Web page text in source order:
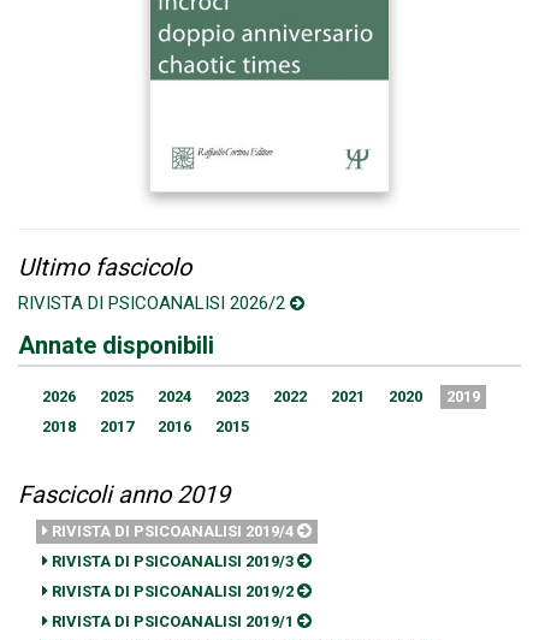
Ultimo fascicolo
RIVISTA DI PSICOANALISI 2026/2
Annate disponibili
2026 2025 2024 2023 2022 2021 2020
2019
2018
2017 2016 2015
Fascicoli anno 2019
RIVISTA DI PSICOANALISI 2019/4
RIVISTA DI PSICOANALISI 2019/3
RIVISTA DI PSICOANALISI 2019/2
RIVISTA DI PSICOANALISI 2019/1